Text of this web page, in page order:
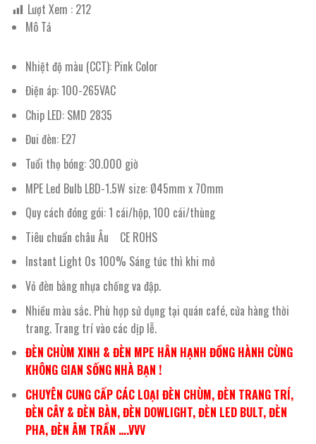
Lượt Xem : 212
Mô Tả
Nhiệt độ màu (CCT): Pink Color
Điện áp: 100-265VAC
Chip LED: SMD 2835
Đui đèn: E27
Tuổi thọ bóng: 30.000 giờ
MPE Led Bulb LBD-1.5W size: Ø45mm x 70mm
Quy cách đóng gói: 1 cái/hộp, 100 cái/thùng
Tiêu chuẩn châu Âu CE ROHS
Instant Light 0s 100% Sáng tức thì khi mở
Vỏ đèn bằng nhựa chống va đập.
Nhiều màu sắc. Phù hợp sử dụng tại quán café, cửa hàng thời
trang. Trang trí vào các dịp lễ.
ĐÈN CHÙM XINH & ĐÈN MPE HÂN HẠNH ĐỒNG HÀNH CÙNG
KHÔNG GIAN SỐNG NHÀ BẠN !
CHUYÊN CUNG CẤP CÁC LOẠI ĐÈN CHÙM, ĐÈN TRANG TRÍ,
ĐÈN CÂY & ĐÈN BÀN, ĐÈN DOWLIGHT, ĐÈN LED BULT, ĐÈN
PHA, ĐÈN ÂM TRẦN ….VVV